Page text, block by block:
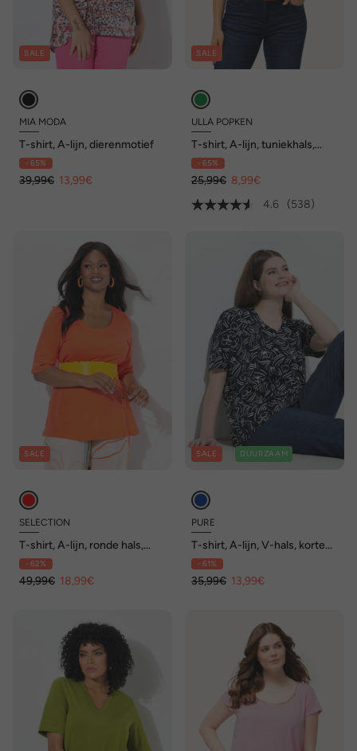
SALE
MIA MODA
T-shirt, A-lijn, dierenmotief
- 65%
39,99€ 13,99€
SALE
ULLA POPKEN
T-shirt, A-lijn, tuniekhals,
korte mouw
- 65%
25,99€ 8,99€
4.6
(538)
SALE
SELECTION
T-shirt, A-lijn, ronde hals,
3/4-mouwen, Pima cotton
- 62%
49,99€ 18,99€
SALE DUURZAAM
PURE
T-shirt, A-lijn, V-hals, korte
mouw, biologisch katoen
- 61%
35,99€ 13,99€